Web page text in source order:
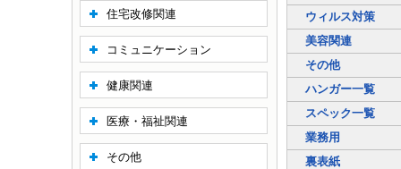
ウィルス対策
美容関連
その他
ハンガー一覧
スペック一覧
業務用
裏表紙
住宅改修関連
コミュニケーション
健康関連
医療・福祉関連
その他